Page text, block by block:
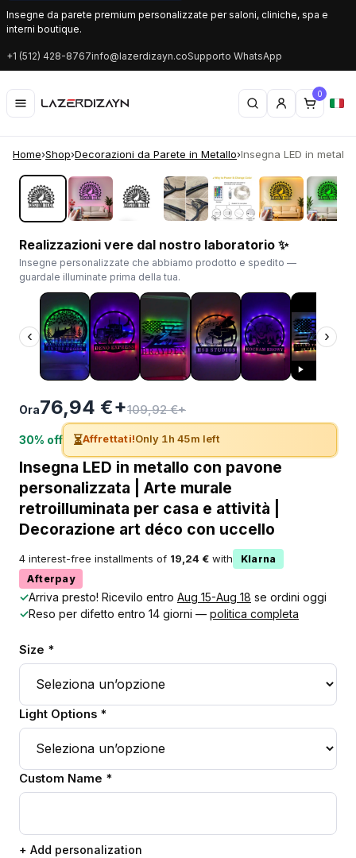
Insegne da parete premium personalizzate per saloni, cliniche, spa e
interni boutique.
+1 (512) 428-8767info@lazerdizayn.coSupporto WhatsApp
0
Home›Shop›Decorazioni da Parete in Metallo›Insegna LED in
‹ ›
Realizzazioni vere dal nostro laboratorio ✨
Insegne personalizzate che abbiamo prodotto e spedito —
guardale illuminate prima della tua.
‹ ›
Ora76,94 €+109,92 €+
30% off ⏳Affrettati!Only 1h 45m left
Insegna LED in metallo con pavone
personalizzata | Arte murale
retroilluminata per casa e attività |
Decorazione art déco con uccello
4 interest-free installments of 19,24 € with
Klarna
Afterpay
✓Arriva presto! Ricevilo entro Aug 15-Aug 18 se ordini oggi
✓Reso per difetto entro 14 giorni — politica completa
Size *
Light Options *
Custom Name *
+ Add personalization